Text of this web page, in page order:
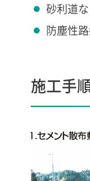
砂利道
防塵性
施工手